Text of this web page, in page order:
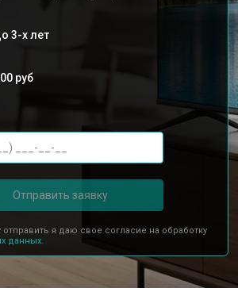
3-х лет
руб
Отправить заявку
я даю свое согласие на обработку
данных.